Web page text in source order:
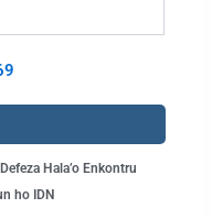
Hala’o Enkontru
ho IDN